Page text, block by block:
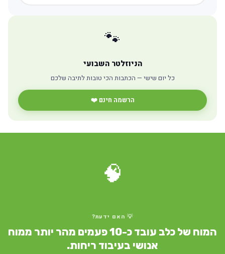
🐾
הניוזלטר השבועי
כל יום שישי — הכתבות הכי טובות לתיבה שלכם
הרשמה חינם ❤️
🧠
💡 האם ידעת?
המוח של כלב עובד כ-10 פעמים מהר יותר ממוח
אנושי בעיבוד ריחות.